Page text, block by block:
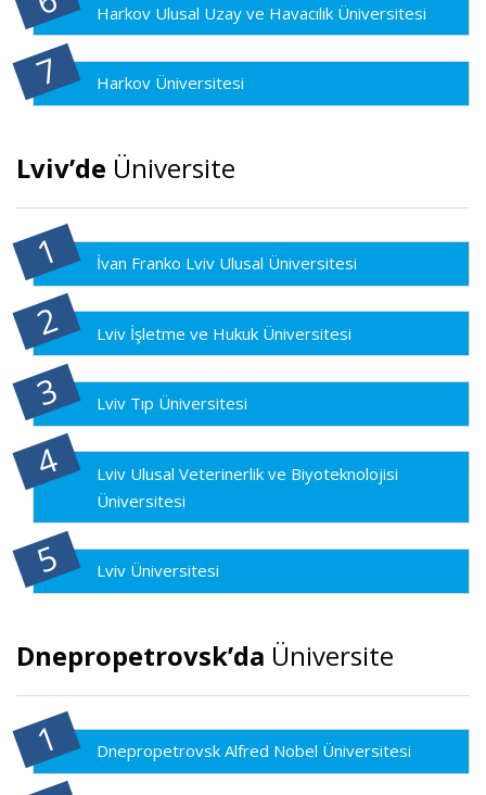
Harkov Ulusal Uzay ve Havacılık Üniversitesi
Harkov Üniversitesi
Lviv’de Üniversite
İvan Franko Lviv Ulusal Üniversitesi
Lviv İşletme ve Hukuk Üniversitesi
Lviv Tıp Üniversitesi
Lviv Ulusal Veterinerlik ve Biyoteknolojisi
Üniversitesi
Lviv Üniversitesi
Dnepropetrovsk’da Üniversite
Dnepropetrovsk Alfred Nobel Üniversitesi